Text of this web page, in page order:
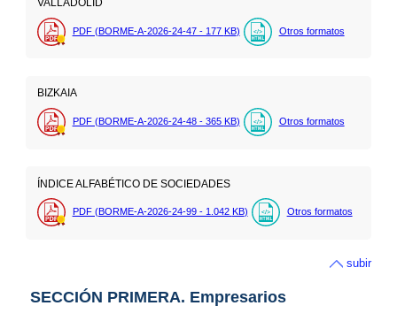
VALLADOLID
PDF (BORME-A-2026-24-47 - 177 KB) Otros formatos
BIZKAIA
PDF (BORME-A-2026-24-48 - 365 KB) Otros formatos
ÍNDICE ALFABÉTICO DE SOCIEDADES
PDF (BORME-A-2026-24-99 - 1.042 KB) Otros formatos
subir
SECCIÓN PRIMERA. Empresarios